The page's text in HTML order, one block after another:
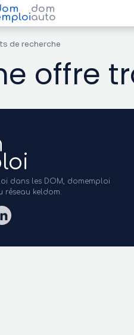
dom
auto
de recherche
offre
dans les DOM, domemploi
réseau keldom.